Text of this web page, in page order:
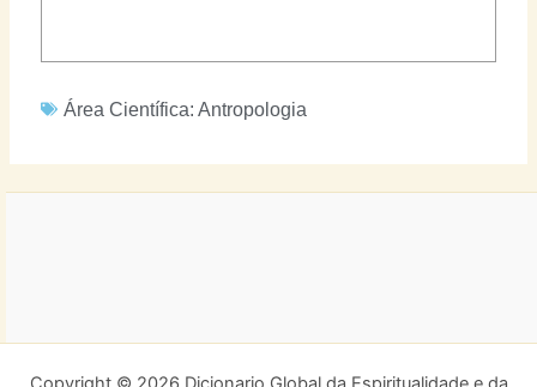
Área Científica: Antropologia